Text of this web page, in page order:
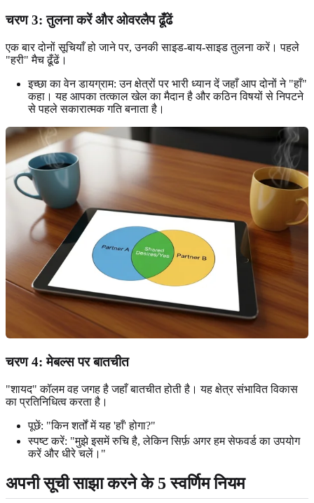
चरण 3: तुलना करें और ओवरलैप ढूँढें
एक बार दोनों सूचियाँ हो जाने पर, उनकी साइड-बाय-साइड तुलना करें। पहले
"हरी" मैच ढूँढें।
इच्छा का वेन डायग्राम: उन क्षेत्रों पर भारी ध्यान दें जहाँ आप दोनों ने "हाँ"
कहा। यह आपका तत्काल खेल का मैदान है और कठिन विषयों से निपटने
से पहले सकारात्मक गति बनाता है।
चरण 4: मेबल्स पर बातचीत
"शायद" कॉलम वह जगह है जहाँ बातचीत होती है। यह क्षेत्र संभावित विकास
का प्रतिनिधित्व करता है।
पूछें: "किन शर्तों में यह 'हाँ' होगा?"
स्पष्ट करें: "मुझे इसमें रुचि है, लेकिन सिर्फ़ अगर हम सेफवर्ड का उपयोग
करें और धीरे चलें।"
अपनी सूची साझा करने के 5 स्वर्णिम नियम